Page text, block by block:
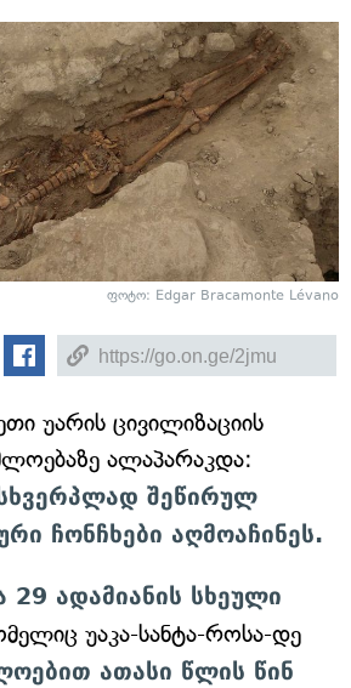
ფოტო: Edgar Bracamonte Lévano
უარის ცივილიზაციის
ალაპარაკდა:
შეწირულ
ჩონჩხები აღმოაჩინეს.
29 ადამიანის სხეული
უაკა-სანტა-როსა-დე
ათასი წლის წინ